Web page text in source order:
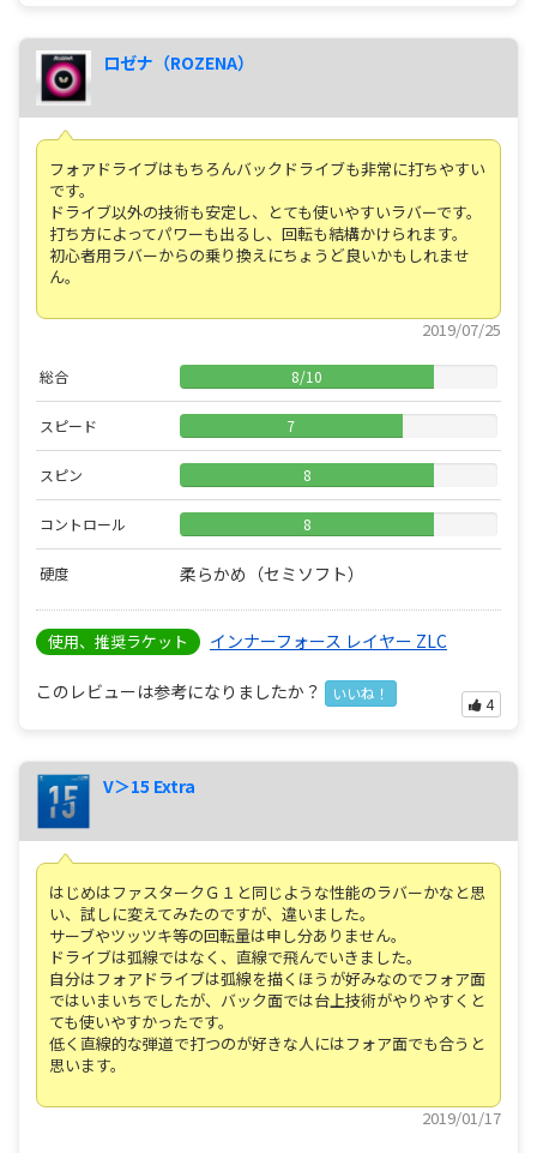
ロゼナ（ROZENA）
フォアドライブはもちろんバックドライブも非常に打ちやすい
です。
ドライブ以外の技術も安定し、とても使いやすいラバーです。
打ち方によってパワーも出るし、回転も結構かけられます。
初心者用ラバーからの乗り換えにちょうど良いかもしれませ
ん。
2019/07/25
総合 8/10
スピード 7
スピン 8
コントロール 8
硬度 柔らかめ（セミソフト）
使用、推奨ラケット インナーフォース レイヤー ZLC
このレビューは参考になりましたか？ いいね！
4
V＞15 Extra
はじめはファスタークＧ１と同じような性能のラバーかなと思
い、試しに変えてみたのですが、違いました。
サーブやツッツキ等の回転量は申し分ありません。
ドライブは弧線ではなく、直線で飛んでいきました。
自分はフォアドライブは弧線を描くほうが好みなのでフォア面
ではいまいちでしたが、バック面では台上技術がやりやすくと
ても使いやすかったです。
低く直線的な弾道で打つのが好きな人にはフォア面でも合うと
思います。
2019/01/17